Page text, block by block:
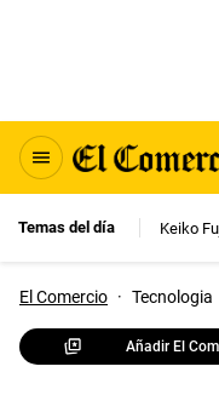
Temas del día Keiko
El Comercio · Tecnologia
Añadir El